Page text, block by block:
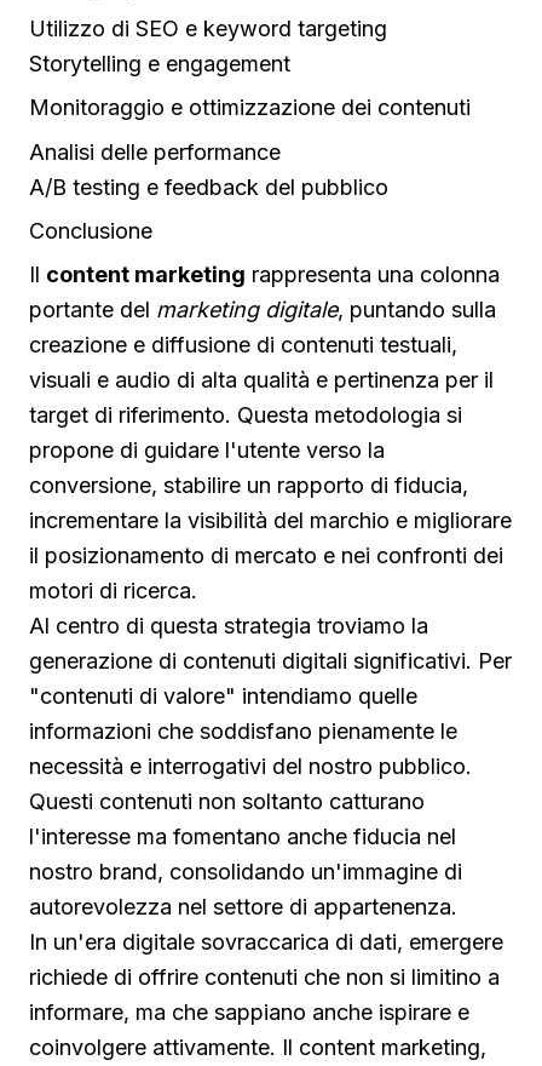
Utilizzo di SEO e keyword targeting
Storytelling e engagement
Monitoraggio e ottimizzazione dei contenuti
Analisi delle performance
A/B testing e feedback del pubblico
Conclusione
Il content marketing rappresenta una colonna
portante del marketing digitale, puntando sulla
creazione e diffusione di contenuti testuali,
visuali e audio di alta qualità e pertinenza per il
target di riferimento. Questa metodologia si
propone di guidare l'utente verso la
conversione, stabilire un rapporto di fiducia,
incrementare la visibilità del marchio e migliorare
il posizionamento di mercato e nei confronti dei
motori di ricerca.
Al centro di questa strategia troviamo la
generazione di contenuti digitali significativi. Per
"contenuti di valore" intendiamo quelle
informazioni che soddisfano pienamente le
necessità e interrogativi del nostro pubblico.
Questi contenuti non soltanto catturano
l'interesse ma fomentano anche fiducia nel
nostro brand, consolidando un'immagine di
autorevolezza nel settore di appartenenza.
In un'era digitale sovraccarica di dati, emergere
richiede di offrire contenuti che non si limitino a
informare, ma che sappiano anche ispirare e
coinvolgere attivamente. Il content marketing,